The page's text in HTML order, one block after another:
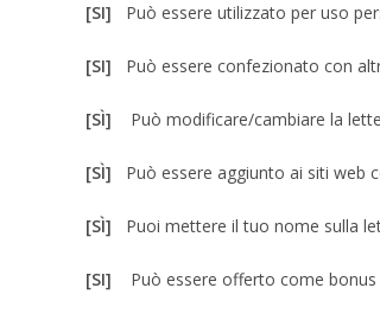
[SI] Può essere utilizzato per uso
[SI] Può essere confezionato con
[SÌ] Può modificare/cambiare la
[SÌ] Può essere aggiunto ai siti web
[SÌ] Puoi mettere il tuo nome sulla
[SI] Può essere offerto come bonus